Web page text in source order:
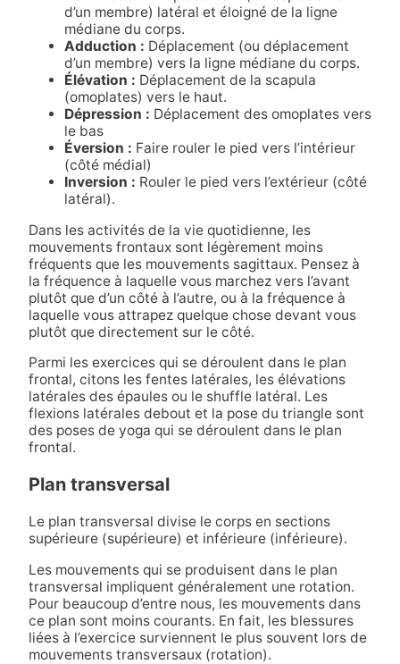
d’un membre) latéral et éloigné de la ligne
médiane du corps.
Adduction : Déplacement (ou déplacement
d’un membre) vers la ligne médiane du corps.
Élévation : Déplacement de la scapula
(omoplates) vers le haut.
Dépression : Déplacement des omoplates vers
le bas
Éversion : Faire rouler le pied vers l’intérieur
(côté médial)
Inversion : Rouler le pied vers l’extérieur (côté
latéral).
Dans les activités de la vie quotidienne, les
mouvements frontaux sont légèrement moins
fréquents que les mouvements sagittaux. Pensez à
la fréquence à laquelle vous marchez vers l’avant
plutôt que d’un côté à l’autre, ou à la fréquence à
laquelle vous attrapez quelque chose devant vous
plutôt que directement sur le côté.
Parmi les exercices qui se déroulent dans le plan
frontal, citons les fentes latérales, les élévations
latérales des épaules ou le shuffle latéral. Les
flexions latérales debout et la pose du triangle sont
des poses de yoga qui se déroulent dans le plan
frontal.
Plan transversal
Le plan transversal divise le corps en sections
supérieure (supérieure) et inférieure (inférieure).
Les mouvements qui se produisent dans le plan
transversal impliquent généralement une rotation.
Pour beaucoup d’entre nous, les mouvements dans
ce plan sont moins courants. En fait, les blessures
liées à l’exercice surviennent le plus souvent lors de
mouvements transversaux (rotation).